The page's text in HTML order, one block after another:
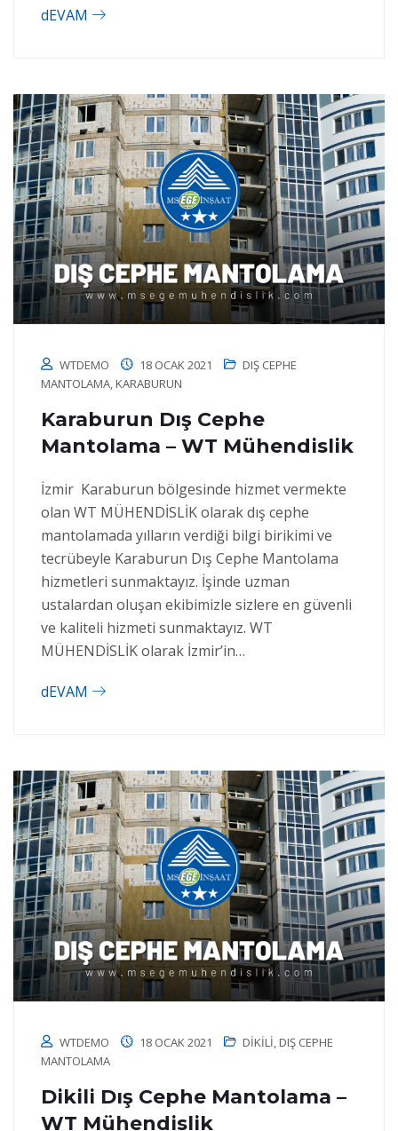
dEVAM
WTDEMO 18 OCAK 2021
DIŞ CEPHE
MANTOLAMA, KARABURUN
Karaburun Dış Cephe
Mantolama – WT Mühendislik
İzmir Karaburun bölgesinde hizmet vermekte
olan WT MÜHENDİSLİK olarak dış cephe
mantolamada yılların verdiği bilgi birikimi ve
tecrübeyle Karaburun Dış Cephe Mantolama
hizmetleri sunmaktayız. İşinde uzman
ustalardan oluşan ekibimizle sizlere en güvenli
ve kaliteli hizmeti sunmaktayız. WT
MÜHENDİSLİK olarak İzmir’in…
dEVAM
WTDEMO 18 OCAK 2021 DIKILI, DIŞ CEPHE
MANTOLAMA
Dikili Dış Cephe Mantolama –
WT Mühendislik